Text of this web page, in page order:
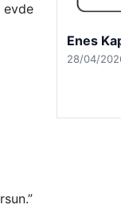
evde
Enes
28/04/